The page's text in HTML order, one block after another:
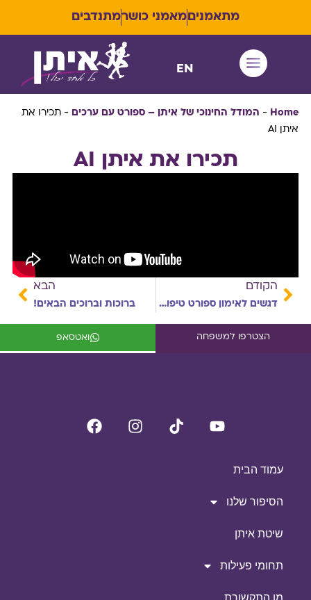
מתאמנים מאמני כושרמתנדבים
EN
Home
- המודל החינוכי של איתן – ספורט עם ערכים - תכירו את
איתן AI
תכירו את איתן AI
הקודם
דגשים לאימון ספורט טיפולי להעצמת ותמיכה באנשים בעלי צרכים מיוחדים (יכולות מיוחדות)
הבא
ברוכות וברוכים הבאים!
הצטרפו למשפחה ואטסאפ
עמוד הבית
הסיפור שלנו
שיטת איתן
תחומי פעילות